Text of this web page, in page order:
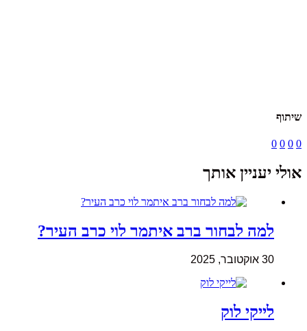
שיתוף
0
0
0
0
אולי יעניין אותך
למה לבחור ברב איתמר לוי כרב העיר?
30 אוקטובר, 2025
לייקי לוק